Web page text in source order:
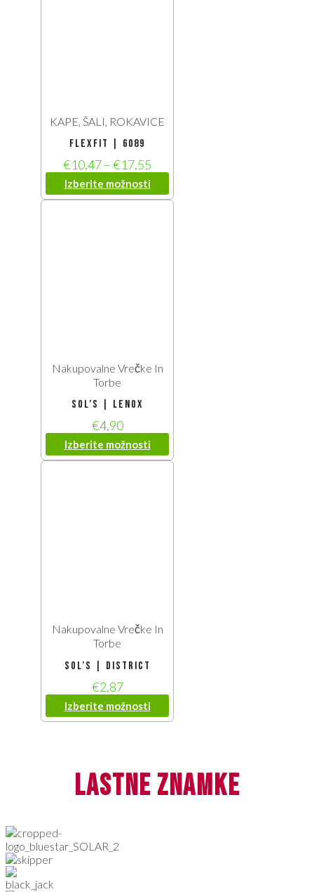
KAPE, ŠALI, ROKAVICE
Flexfit | 6089
€10,47–€17,55
Izberite možnosti
Nakupovalne Vrečke In
Torbe
SOL’S | Lenox
€4,90
Izberite možnosti
Nakupovalne Vrečke In
Torbe
SOL’S | District
€2,87
Izberite možnosti
lastne znamke